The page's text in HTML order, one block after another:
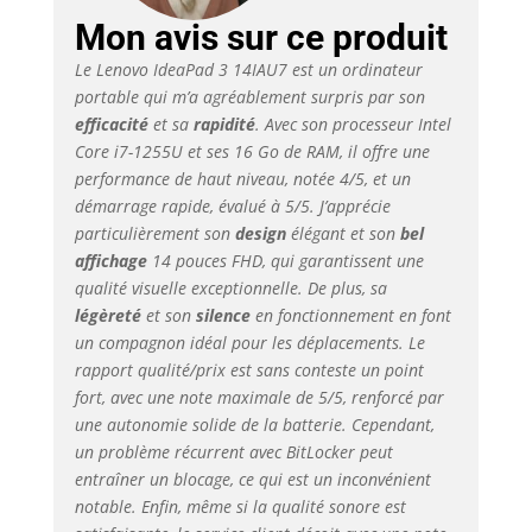
inégalées du circuit
graphique Intel,
profitez d’une
expérience rapide,
simple et fluide.
Confidentialité
renforcée: Pour
préserver votre vie
privée, un cache de
confidentialité est
intégré à la webcam
de l’ordinateur
portable IdeaPad 3i
Gen 7 (14" Intel).
Fonctionnalités
intelligentes: Le
filtrage du bruit
ambiant réduit les
distractions associées
à votre
environnement, et le
Mon avis sur ce produit
Le Lenovo IdeaPad 3 14IAU7 est un ordinateur
portable qui m’a agréablement surpris par son
efficacitéet sa rapidité. Avec son processeur Intel
Core i7-1255U et ses 16 Go de RAM, il offre une
performance de haut niveau, notée 4/5, et un
démarrage rapide, évalué à 5/5. J’apprécie
particulièrement son designélégant et son bel
affichage14 pouces FHD, qui garantissent une
qualité visuelle exceptionnelle. De plus, sa
légèretéet son silenceen fonctionnement en font
un compagnon idéal pour les déplacements. Le
rapport qualité/prix est sans conteste un point
fort, avec une note maximale de 5/5, renforcé par
une autonomie solide de la batterie. Cependant,
un problème récurrent avec BitLocker peut
entraîner un blocage, ce qui est un inconvénient
notable. Enfin, même si la qualité sonore est